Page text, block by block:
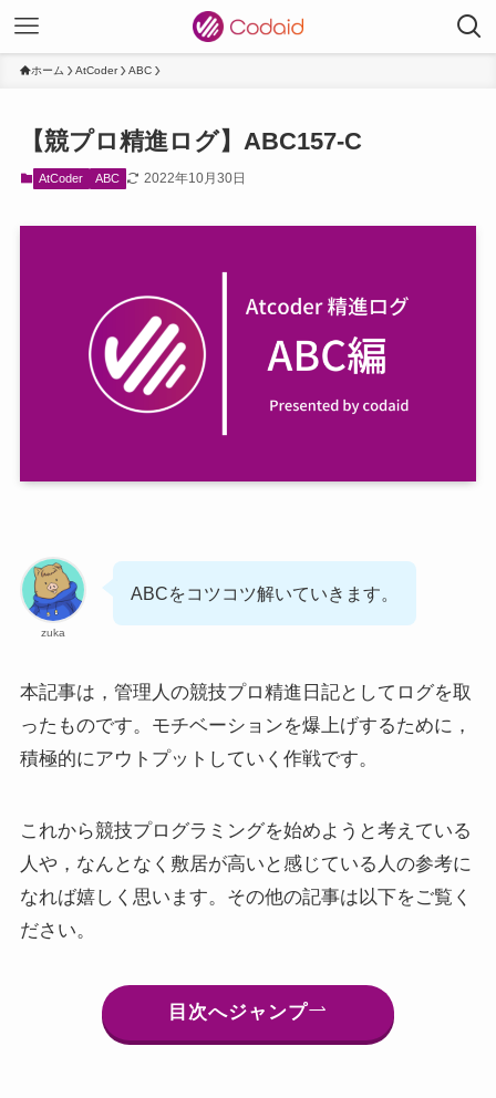
ホーム AtCoder ABC
【競プロ精進ログ】ABC157-C
AtCoder ABC 2022年10月30日
zuka
ABCをコツコツ解いていきます。
本記事は，管理人の競技プロ精進日記としてログを取
ったものです。モチベーションを爆上げするために，
積極的にアウトプットしていく作戦です。
これから競技プログラミングを始めようと考えている
人や，なんとなく敷居が高いと感じている人の参考に
なれば嬉しく思います。その他の記事は以下をご覧く
ださい。
目次へジャンプ